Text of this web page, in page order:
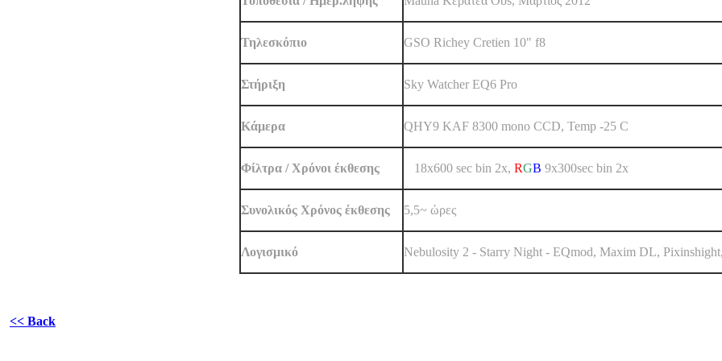
Τηλεσκόπιο GSO Richey Cretien 10" f8
Στήριξη Sky Watcher EQ6 Pro
Κάμερα QHY9 KAF 8300 mono CCD, Temp -25 C
Φίλτρα / Χρόνοι έκθεσης 18x600 sec bin 2x, RGB 9x300sec bin 2x
Συνολικός Χρόνος έκθεσης 5,5~ ώρες
Λογισμικό Nebulosity 2 - Starry Night - EQmod, Maxim DL,
<< Back